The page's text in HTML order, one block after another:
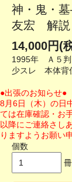
神・鬼・
友宏 解説
14,000円(
1995年 Ａ５
少スレ 本体背
●出張のお知らせ●
8月6日（木）の日
ては在庫確認・お
以降にご連絡さし
りますようお願い
個数
冊